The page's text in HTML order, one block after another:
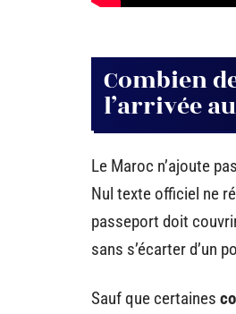
Combien
l’arrivée
Le Maroc n’ajoute
Nul texte officiel ne
passeport doit
sans s’écarter d’un
Sauf que certaines